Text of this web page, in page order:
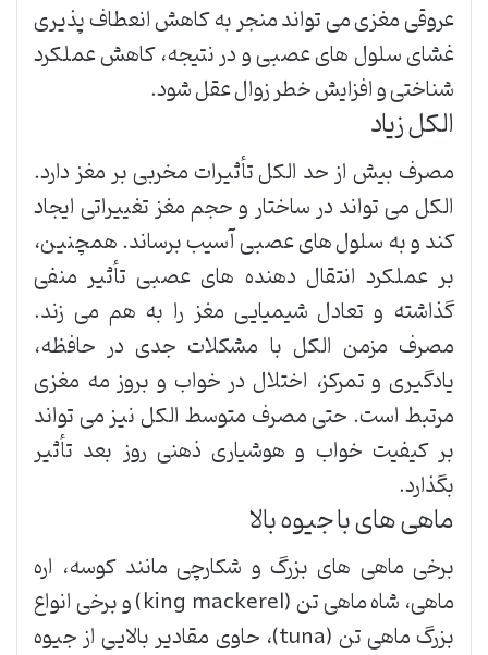
عروقی مغزی می تواند منجر به کاهش انعطاف پذیری
غشای سلول های عصبی و در نتیجه، کاهش عملکرد
شناختی و افزایش خطر زوال عقل شود.
الکل زیاد
مصرف بیش از حد الکل تأثیرات مخربی بر مغز دارد.
الکل می تواند در ساختار و حجم مغز تغییراتی ایجاد
کند و به سلول های عصبی آسیب برساند. همچنین،
بر عملکرد انتقال دهنده های عصبی تأثیر منفی
گذاشته و تعادل شیمیایی مغز را به هم می زند.
مصرف مزمن الکل با مشکلات جدی در حافظه،
یادگیری و تمرکز، اختلال در خواب و بروز مه مغزی
مرتبط است. حتی مصرف متوسط الکل نیز می تواند
بر کیفیت خواب و هوشیاری ذهنی روز بعد تأثیر
بگذارد.
ماهی های با جیوه بالا
برخی ماهی های بزرگ و شکارچی مانند کوسه، اره
ماهی، شاه ماهی تن (king mackerel) و برخی انواع
بزرگ ماهی تن (tuna)، حاوی مقادیر بالایی از جیوه